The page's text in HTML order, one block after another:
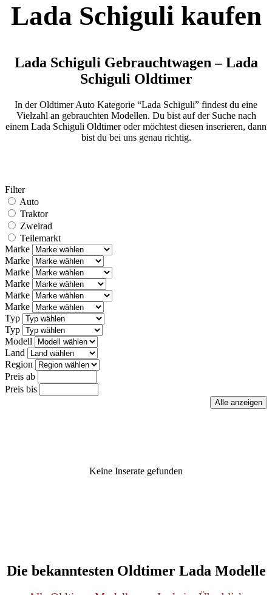
Lada Schiguli kaufen
Lada Schiguli Gebrauchtwagen – Lada
Schiguli Oldtimer
In der Oldtimer Auto Kategorie “Lada Schiguli” findest du eine
Vielzahl an gebrauchten Modellen. Du bist auf der Suche nach
einem Lada Schiguli Oldtimer oder möchtest diesen inserieren, dann
bist du bei uns genau richtig.
Filter
Auto
Traktor
Zweirad
Teilemarkt
Marke
Marke
Marke
Marke
Marke
Marke
Typ
Typ
Modell
Land
Region
Preis ab
Preis bis
Keine Inserate gefunden
Die bekanntesten Oldtimer Lada Modelle